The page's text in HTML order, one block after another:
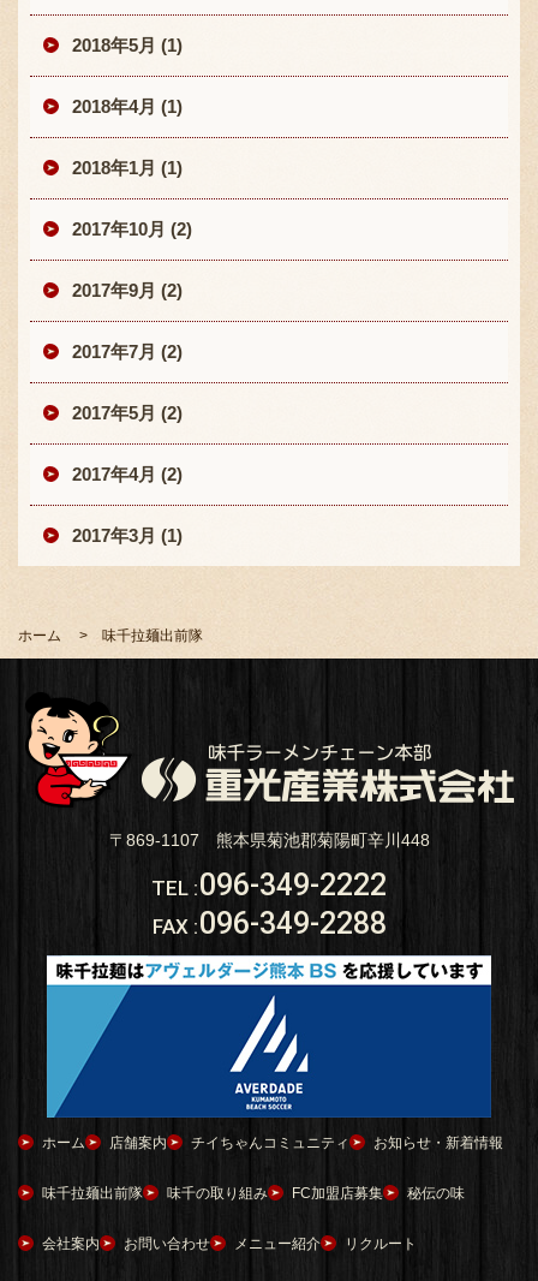
2018年5月 (1)
2018年4月 (1)
2018年1月 (1)
2017年10月 (2)
2017年9月 (2)
2017年7月 (2)
2017年5月 (2)
2017年4月 (2)
2017年3月 (1)
ホーム 味千拉麺出前隊
〒869-1107 熊本県菊池郡菊陽町辛川448
TEL :096-349-2222
FAX :096-349-2288
ホーム 店舗案内 チイちゃんコミュニティ お知らせ・新着情報
味千拉麺出前隊 味千の取り組み FC加盟店募集 秘伝の味
会社案内 お問い合わせ メニュー紹介 リクルート